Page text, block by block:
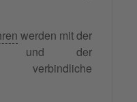
werden mit der
und der